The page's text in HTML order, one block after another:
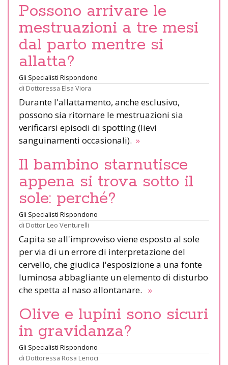
Possono arrivare le
mestruazioni a tre mesi
dal parto mentre si
allatta?
Gli Specialisti Rispondono
di Dottoressa Elsa Viora
Durante l'allattamento, anche esclusivo,
possono sia ritornare le mestruazioni sia
verificarsi episodi di spotting (lievi
sanguinamenti occasionali). »
Il bambino starnutisce
appena si trova sotto il
sole: perché?
Gli Specialisti Rispondono
di Dottor Leo Venturelli
Capita se all'improvviso viene esposto al sole
per via di un errore di interpretazione del
cervello, che giudica l'esposizione a una fonte
luminosa abbagliante un elemento di disturbo
che spetta al naso allontanare. »
Olive e lupini sono sicuri
in gravidanza?
Gli Specialisti Rispondono
di Dottoressa Rosa Lenoci